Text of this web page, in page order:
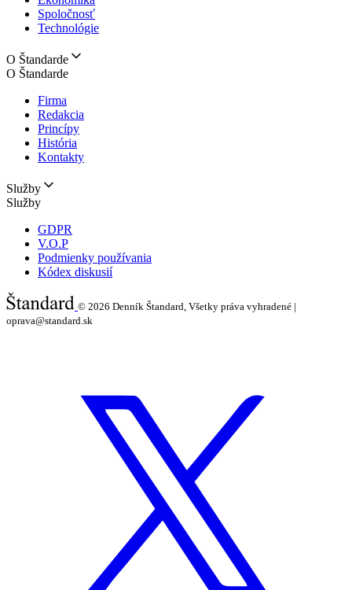
Spoločnosť
Technológie
O Štandarde
O Štandarde
Firma
Redakcia
Princípy
História
Kontakty
Služby
Služby
GDPR
V.O.P
Podmienky používania
Kódex diskusií
© 2026 Denník Štandard, Všetky práva vyhradené |
oprava@standard.sk